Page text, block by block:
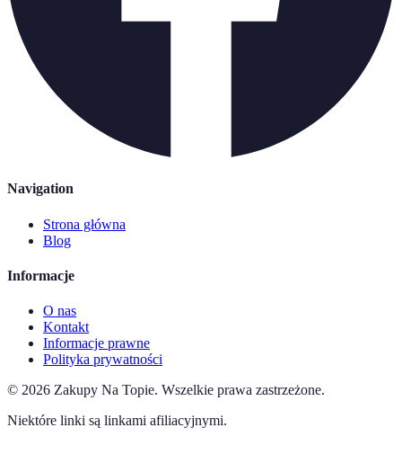
Navigation
Strona główna
Blog
Informacje
O nas
Kontakt
Informacje prawne
Polityka prywatności
© 2026 Zakupy Na Topie. Wszelkie prawa zastrzeżone.
Niektóre linki są linkami afiliacyjnymi.